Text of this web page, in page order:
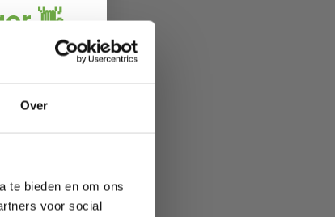
Over
te bieden en om ons
voor social
👋
€ 5,-
je van